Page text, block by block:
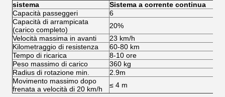
sistema
Sistema a corrente continua
Capacità passeggeri
6
Capacità di arrampicata
(carico completo)
20%
Velocità massima in avanti
23 km/h
Kilometraggio di resistenza
60-80 km
Tempo di ricarica
8-10 ore
Peso massimo di carico
360 kg
Radius di rotazione min.
2.9m
Movimento massimo dopo
frenata a velocità di 20 km/h
≤ 4 m